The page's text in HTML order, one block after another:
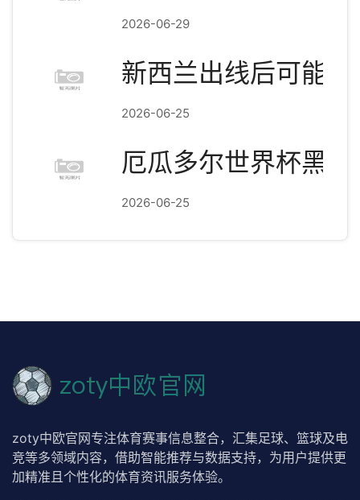
2026-06-29
新西兰出线后可能
2026-06-25
厄瓜多尔世界杯黑
2026-06-25
zoty中欧官网专注体育赛事信息整合，汇集足球、篮球及电
竞等多领域内容，借助智能推荐与数据支持，为用户提供更
加精准且个性化的体育资讯服务体验。